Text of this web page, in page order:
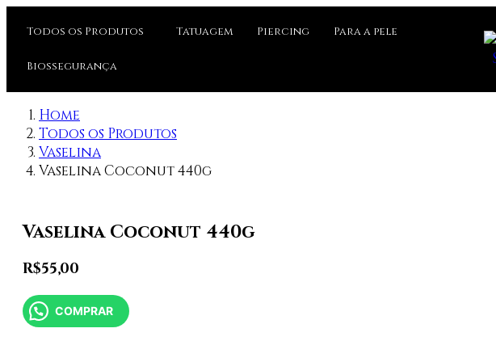
Todos os Produtos Tatuagem Piercing Para a pele
Biossegurança
Home
Todos os Produtos
Vaselina
Vaselina Coconut 440g
Vaselina Coconut 440g
R$55,00
COMPRAR